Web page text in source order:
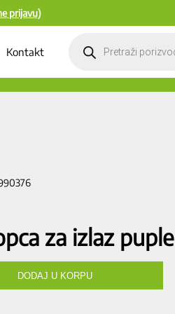
prijavu)
Kontakt
search
za izlaz puple
DODAJ U KORPU